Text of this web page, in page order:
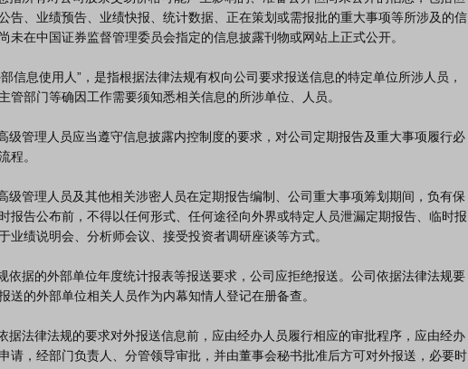
告、业绩预告、业绩快报、统计数据、正在策划或需报批的重大事项等所涉及的信
未在中国证券监督管理委员会指定的信息披露刊物或网站上正式公开。
管部门等确因工作需要须知悉相关信息的所涉单位、人员。
程。
报告公布前，不得以任何形式、任何途径向外界或特定人员泄漏定期报告、临时报
业绩说明会、分析师会议、接受投资者调研座谈等方式。
送的外部单位相关人员作为内幕知情人登记在册备查。
请，经部门负责人、分管领导审批，并由董事会秘书批准后方可对外报送，必要时